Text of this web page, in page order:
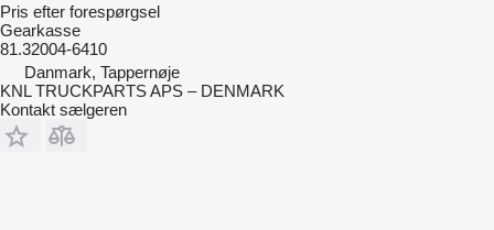
Pris efter forespørgsel
Gearkasse
81.32004-6410
Danmark, Tappernøje
KNL TRUCKPARTS APS – DENMARK
Kontakt sælgeren